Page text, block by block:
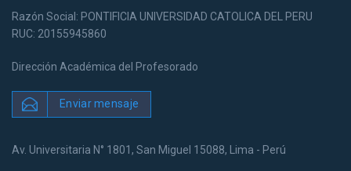
Razón Social: PONTIFICIA UNIVERSIDAD CATOLICA DEL PERU
RUC: 20155945860
Dirección Académica del Profesorado
Enviar mensaje
Av. Universitaria N° 1801, San Miguel 15088, Lima - Perú